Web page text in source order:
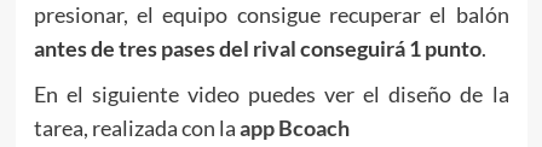
presionar, el equipo consigue recuperar el balón
antes de tres pases del rival conseguirá 1 punto.
En el siguiente video puedes ver el diseño de la
tarea, realizada con laapp Bcoach